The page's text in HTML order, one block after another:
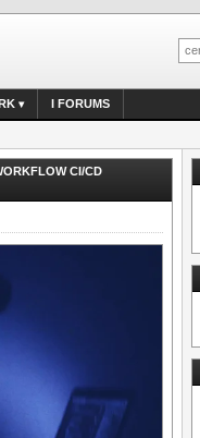
I FORUMS
CI/CD